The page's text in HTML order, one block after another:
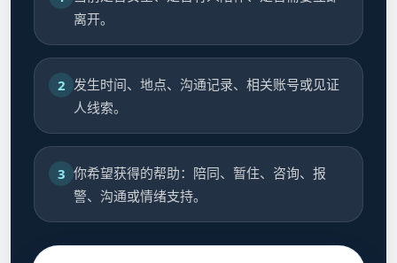
离开。
2 发生时间、地点、沟通记录、相关账号或见证
人线索。
3 你希望获得的帮助：陪同、暂住、咨询、报
警、沟通或情绪支持。